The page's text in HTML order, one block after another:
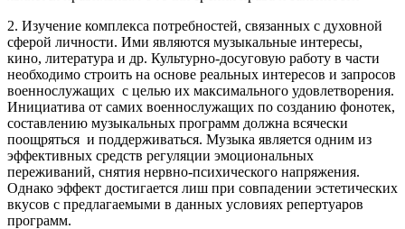
2. Изучение комплекса потребностей, связанных с духовной
сферой личности. Ими являются музыкальные интересы,
кино, литература и др. Культурно-досуговую работу в части
необходимо строить на основе реальных интересов и запросов
военнослужащих с целью их максимального удовлетворения.
Инициатива от самих военнослужащих по созданию фонотек,
составлению музыкальных программ должна всячески
поощряться и поддерживаться. Музыка является одним из
эффективных средств регуляции эмоциональных
переживаний, снятия нервно-психического напряжения.
Однако эффект достигается лиш при совпадении эстетических
вкусов с предлагаемыми в данных условиях репертуаров
программ.